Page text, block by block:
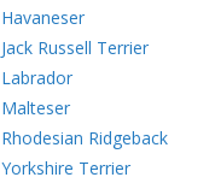
Havaneser
Jack Russell Terrier
Labrador
Malteser
Rhodesian Ridgeback
Yorkshire Terrier